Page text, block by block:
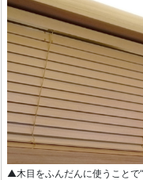
▲木目をふんだんに使うことで